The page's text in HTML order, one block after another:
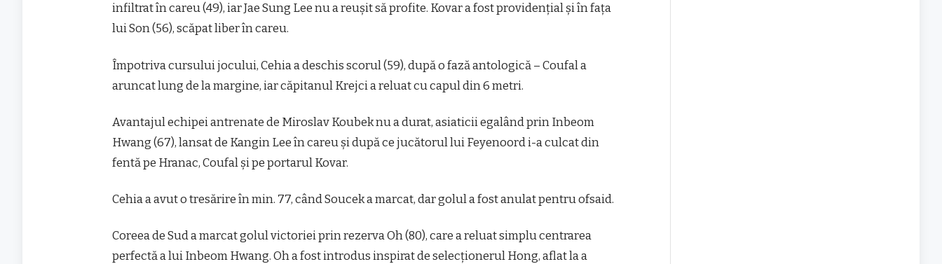
infiltrat în careu (49), iar Jae Sung Lee nu a reuşit să profite. Kovar a fost providenţial şi în faţa
lui Son (56), scăpat liber în careu.
Împotriva cursului jocului, Cehia a deschis scorul (59), după o fază antologică – Coufal a
aruncat lung de la margine, iar căpitanul Krejci a reluat cu capul din 6 metri.
Avantajul echipei antrenate de Miroslav Koubek nu a durat, asiaticii egalând prin Inbeom
Hwang (67), lansat de Kangin Lee în careu şi după ce jucătorul lui Feyenoord i-a culcat din
fentă pe Hranac, Coufal şi pe portarul Kovar.
Cehia a avut o tresărire în min. 77, când Soucek a marcat, dar golul a fost anulat pentru ofsaid.
Coreea de Sud a marcat golul victoriei prin rezerva Oh (80), care a reluat simplu centrarea
perfectă a lui Inbeom Hwang. Oh a fost introdus inspirat de selecţionerul Hong, aflat la a